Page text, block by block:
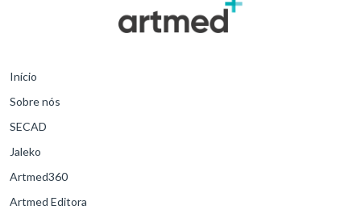
Início
Sobre nós
SECAD
Jaleko
Artmed360
Artmed Editora